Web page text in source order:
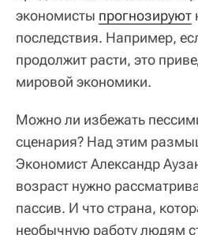
экономисты прогнозируют
последствия. Например,
продолжит расти, это
мировой экономики.
Можно ли избежать
сценария? Над этим
Экономист Александр
возраст нужно
пассив. И что страна,
необычную работу людям